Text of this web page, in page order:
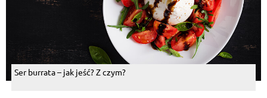
Ser burrata – jak jeść? Z czym?